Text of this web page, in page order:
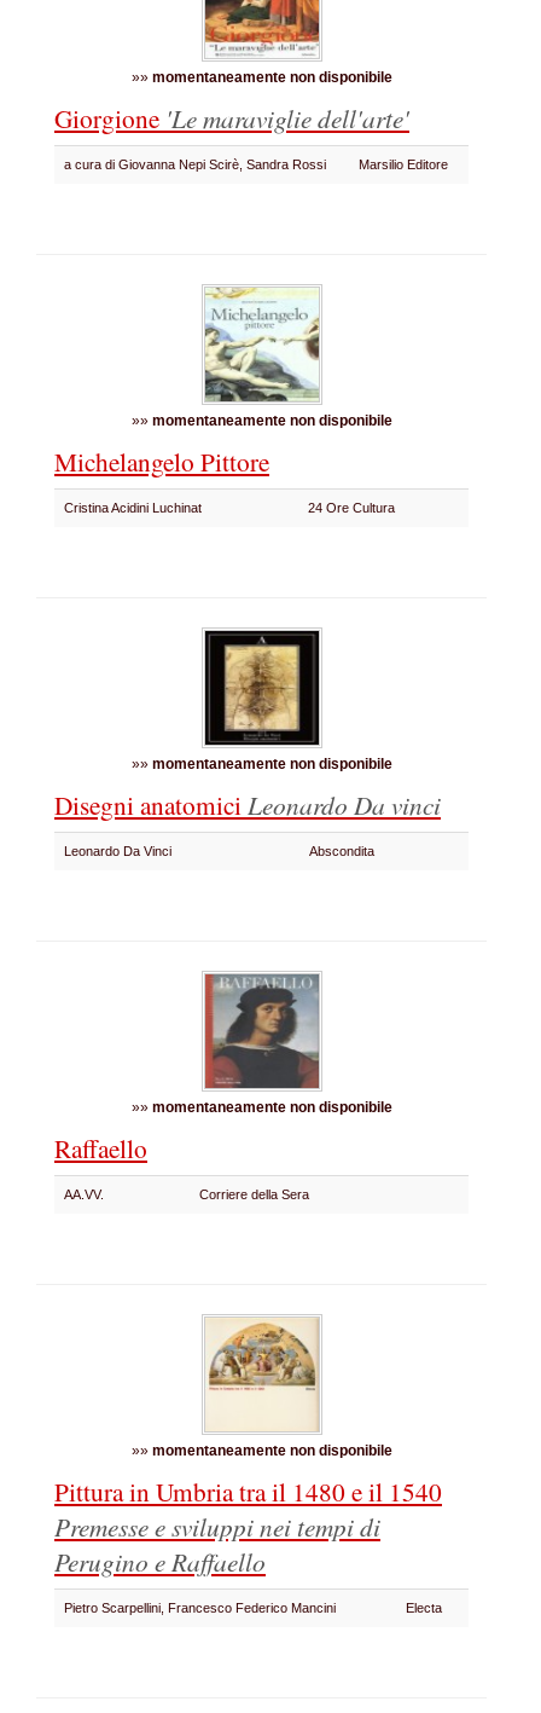
»» momentaneamente non disponibile
Giorgione 'Le maraviglie dell'arte'
a cura di Giovanna Nepi Scirè, Sandra Rossi Marsilio Editore
»» momentaneamente non disponibile
Michelangelo Pittore
Cristina Acidini Luchinat 24 Ore Cultura
»» momentaneamente non disponibile
Disegni anatomiciLeonardo Da vinci
Leonardo Da Vinci Abscondita
»» momentaneamente non disponibile
Raffaello
AA.VV. Corriere della Sera
»» momentaneamente non disponibile
Pittura in Umbria tra il 1480 e il 1540
Premesse e sviluppi nei tempi di
Perugino e Raffaello
Pietro Scarpellini, Francesco Federico Mancini Electa